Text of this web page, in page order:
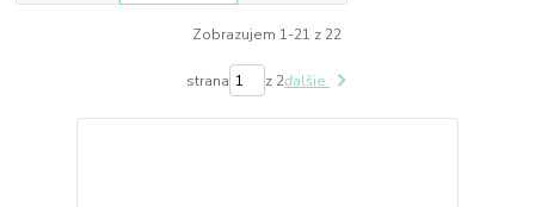
Zobrazujem 1-21 z 22
strana z 2ďalšie